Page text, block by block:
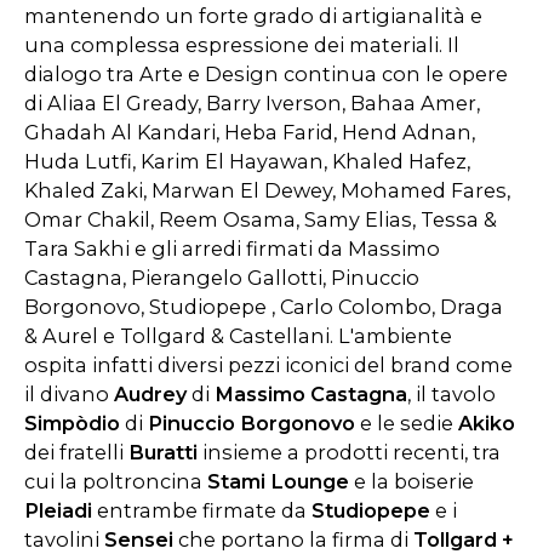
mantenendo un forte grado di artigianalità e
una complessa espressione dei materiali. Il
dialogo tra Arte e Design continua con le opere
di Aliaa El Gready, Barry Iverson, Bahaa Amer,
Ghadah Al Kandari, Heba Farid, Hend Adnan,
Huda Lutfi, Karim El Hayawan, Khaled Hafez,
Khaled Zaki, Marwan El Dewey, Mohamed Fares,
Omar Chakil, Reem Osama, Samy Elias, Tessa &
Tara Sakhi e gli arredi firmati da Massimo
Castagna, Pierangelo Gallotti, Pinuccio
Borgonovo, Studiopepe , Carlo Colombo, Draga
& Aurel e Tollgard & Castellani. L'ambiente
ospita infatti diversi pezzi iconici del brand come
il divano Audreydi Massimo Castagna, il tavolo
Simpòdio di Pinuccio Borgonovo e le sedie Akiko
dei fratelli Buratti insieme a prodotti recenti, tra
cui la poltroncina Stami Lounge e la boiserie
Pleiadi entrambe firmate da Studiopepe e i
tavolini Sensei che portano la firma di Tollgard +